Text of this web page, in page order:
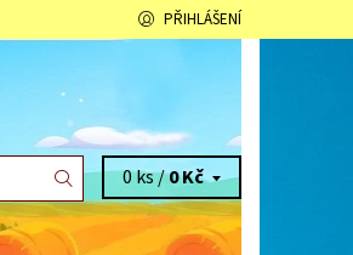
PŘIHLÁŠENÍ
0 ks /0 Kč